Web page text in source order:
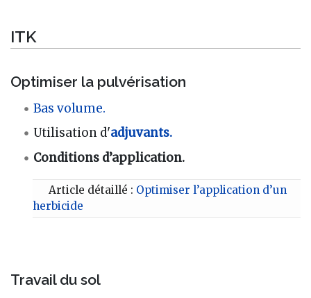
ITK
Optimiser la pulvérisation
Bas volume.
Utilisation d'adjuvants.
Conditions d’application.
Article détaillé : Optimiser l’application d’un
herbicide
Travail du sol